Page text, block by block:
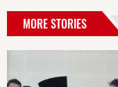
MORE STORIES